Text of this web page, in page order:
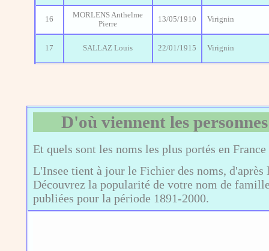
16
MORLENS Anthelme
Pierre
13/05/1910 Virignin
17 SALLAZ Louis 22/01/1915 Virignin
D'où viennent les
Et quels sont les noms les plus portés en
L'Insee tient à jour le Fichier des noms,
Découvrez la popularité de votre nom de
publiées pour la période 1891-2000.